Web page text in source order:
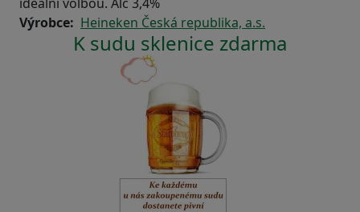
Výrobce
Heineken Česká republika, a.s.
K sudu sklenice zdarma